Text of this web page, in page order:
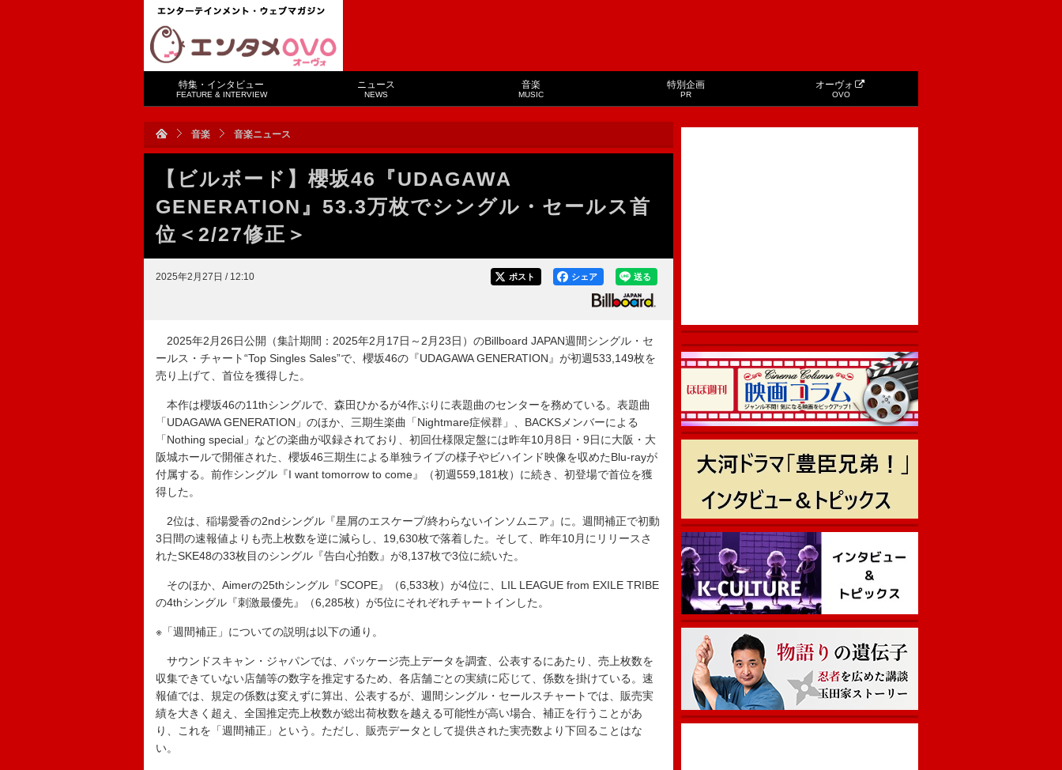
特集・インタビュー
FEATURE & INTERVIEW
ニュース
NEWS
音楽
MUSIC
特別企画
PR
オーヴォ
OVO
音楽 音楽ニュース
【ビルボード】櫻坂46『UDAGAWA
GENERATION』53.3万枚でシングル・セールス首
位＜2/27修正＞
2025年2月27日 / 12:10 送る
シェア
ポスト
2025年2月26日公開（集計期間：2025年2月17日～2月23日）のBillboard JAPAN週間シングル・セ
ールス・チャート“Top Singles Sales”で、櫻坂46の『UDAGAWA GENERATION』が初週533,149枚を
売り上げて、首位を獲得した。
本作は櫻坂46の11thシングルで、森田ひかるが4作ぶりに表題曲のセンターを務めている。表題曲
「UDAGAWA GENERATION」のほか、三期生楽曲「Nightmare症候群」、BACKSメンバーによる
「Nothing special」などの楽曲が収録されており、初回仕様限定盤には昨年10月8日・9日に大阪・大
阪城ホールで開催された、櫻坂46三期生による単独ライブの様子やビハインド映像を収めたBlu-rayが
付属する。前作シングル『I want tomorrow to come』（初週559,181枚）に続き、初登場で首位を獲
得した。
2位は、稲場愛香の2ndシングル『星屑のエスケープ/終わらないインソムニア』に。週間補正で初動
3日間の速報値よりも売上枚数を逆に減らし、19,630枚で落着した。そして、昨年10月にリリースさ
れたSKE48の33枚目のシングル『告白心拍数』が8,137枚で3位に続いた。
そのほか、Aimerの25thシングル『SCOPE』（6,533枚）が4位に、LIL LEAGUE from EXILE TRIBE
の4thシングル『刺激最優先』（6,285枚）が5位にそれぞれチャートインした。
※「週間補正」についての説明は以下の通り。
サウンドスキャン・ジャパンでは、パッケージ売上データを調査、公表するにあたり、売上枚数を
収集できていない店舗等の数字を推定するため、各店舗ごとの実績に応じて、係数を掛けている。速
報値では、規定の係数は変えずに算出、公表するが、週間シングル・セールスチャートでは、販売実
績を大きく超え、全国推定売上枚数が総出荷枚数を越える可能性が高い場合、補正を行うことがあ
り、これを「週間補正」という。ただし、販売データとして提供された実売数より下回ることはな
い。